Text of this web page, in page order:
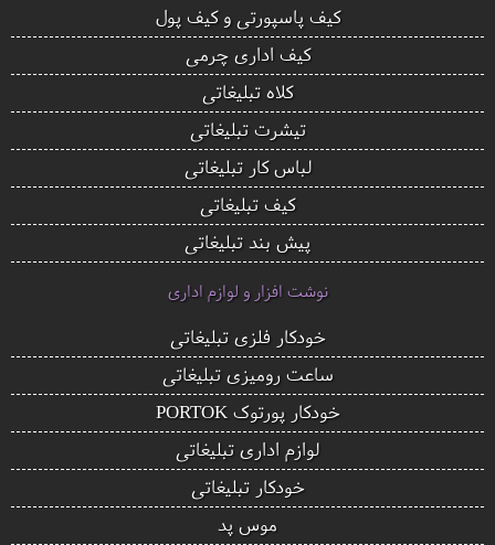
کیف پاسپورتی و کیف پول
کیف اداری چرمی
کلاه تبلیغاتی
تیشرت تبلیغاتی
لباس کار تبلیغاتی
کیف تبلیغاتی
پیش بند تبلیغاتی
نوشت افزار و لوازم اداری
خودکار فلزی تبلیغاتی
ساعت رومیزی تبلیغاتی
خودکار پورتوک PORTOK
لوازم اداری تبلیغاتی
خودکار تبلیغاتی
موس پد